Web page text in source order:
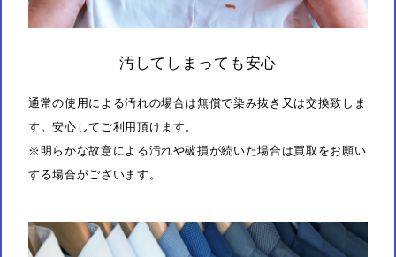
汚してしまっても安心
通常の使用による汚れの場合は無償で染み抜き又は交換致しま
す。安心してご利用頂けます。
※明らかな故意による汚れや破損が続いた場合は買取をお願い
する場合がございます。